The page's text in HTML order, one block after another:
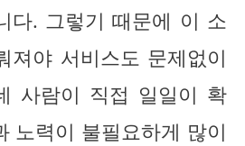
다. 그렇기 때문에 이 소
져야 서비스도 문제없이
사람이 직접 일일이 확
노력이 불필요하게 많이